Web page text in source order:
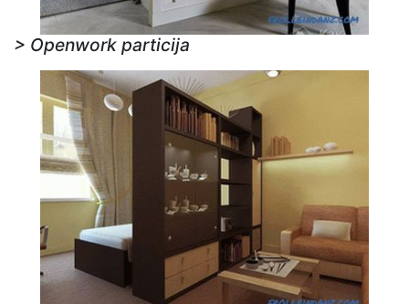
> Openwork particija